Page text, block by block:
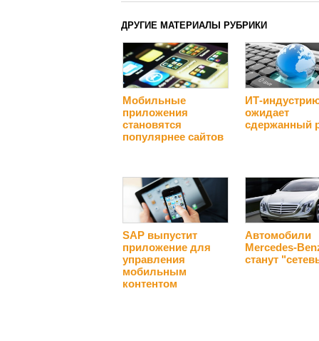
ДРУГИЕ МАТЕРИАЛЫ РУБРИКИ
Мобильные
приложения
становятся
популярнее сайтов
ИТ-
ожидает
сдержанный
SAP выпустит
приложение для
управления
мобильным
контентом
Автомобили
Mercedes-
станут